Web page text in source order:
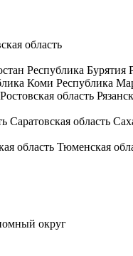
область
Республика Бурятия
Коми Республика
Ростовская область
Саратовская область
область Тюменская
округ